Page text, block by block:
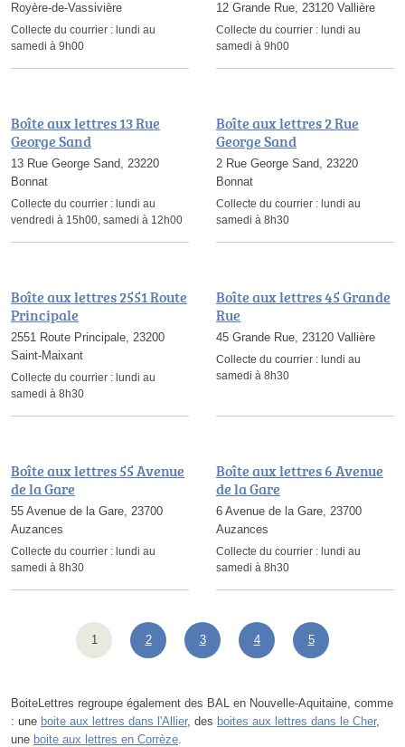
Royère-de-Vassivière
Collecte du courrier : lundi au
samedi à 9h00
12 Grande Rue, 23120 Vallière
Collecte du courrier : lundi au
samedi à 9h00
Boîte aux lettres 13 Rue
George Sand
13 Rue George Sand, 23220
Bonnat
Collecte du courrier : lundi au
vendredi à 15h00, samedi à 12h00
Boîte aux lettres 2 Rue
George Sand
2 Rue George Sand, 23220
Bonnat
Collecte du courrier : lundi au
samedi à 8h30
Boîte aux lettres 2551 Route
Principale
2551 Route Principale, 23200
Saint-Maixant
Collecte du courrier : lundi au
samedi à 8h30
Boîte aux lettres 45 Grande
Rue
45 Grande Rue, 23120 Vallière
Collecte du courrier : lundi au
samedi à 8h30
Boîte aux lettres 55 Avenue
de la Gare
55 Avenue de la Gare, 23700
Auzances
Collecte du courrier : lundi au
samedi à 8h30
Boîte aux lettres 6 Avenue
de la Gare
6 Avenue de la Gare, 23700
Auzances
Collecte du courrier : lundi au
samedi à 8h30
1 2 3 4 5
BoiteLettres regroupe également des BAL en Nouvelle-Aquitaine, comme
: une boite aux lettres dans l'Allier, des boites aux lettres dans le Cher,
une boite aux lettres en Corrèze.